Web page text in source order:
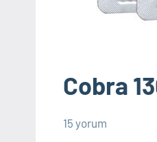
Cobra
Cinsel
admin
15 yorum